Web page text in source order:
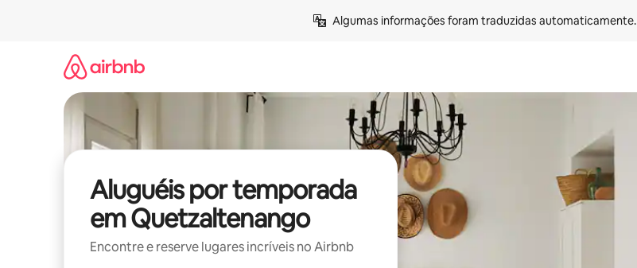
Algumas informações foram traduzidas automaticamente.
Aluguéis por temporada
em Quetzaltenango
Encontre e reserve lugares incríveis no Airbnb